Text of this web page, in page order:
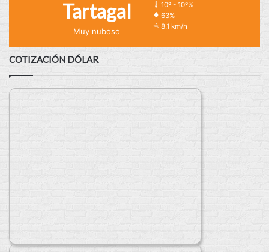
Tartagal
Muy nuboso
10º - 10º%
63%
8.1 km/h
COTIZACIÓN DÓLAR